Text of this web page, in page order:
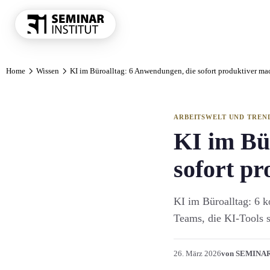
Führung und
Vertrieb und
KI und
Projekt und
Marketing
Finanzen
Home Wissen KI im Büroalltag: 6 Anwendungen, die sofort produktiver
ARBEITSWELT UND
KI im
sofort
KI im Büroalltag: 6
Teams, die KI-Tools
26. März 2026von